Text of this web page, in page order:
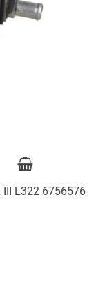
III L322 6756576